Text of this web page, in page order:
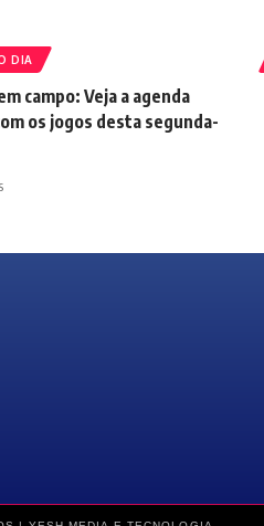
DIA
campo: Veja a agenda
os jogos desta segunda-